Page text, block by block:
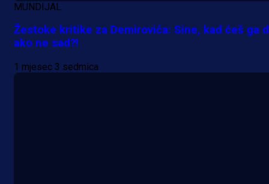
MUNDIJAL
Žestoke kritike za Demirovića: Sine, kad ćeš ga
ako ne sad?!
1 mjesec 3 sedmica